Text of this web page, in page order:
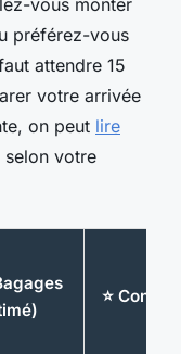
préférez-vous
attendre 15
votre arrivée
on peut lire
selon votre
⭐ Confort